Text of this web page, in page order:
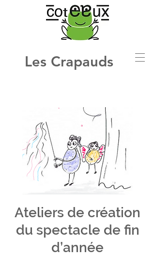
Les Crapauds
Ateliers de création
du spectacle de fin
d’année